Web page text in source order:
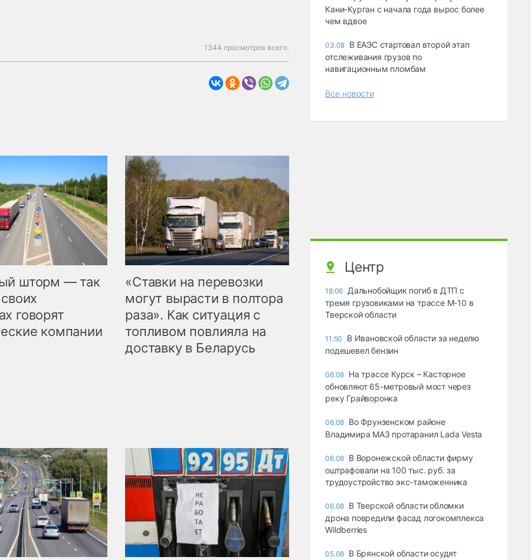
1344 просмотров всего.
шторм — так
говорят
компании
«Ставки на перевозки
могут вырасти в полтора
раза». Как ситуация с
топливом повлияла на
доставку в Беларусь
Кани-Курган с начала года вырос более
чем вдвое
03.08 В ЕАЭС стартовал второй этап
отслеживания грузов по
навигационным пломбам
Все новости
Центр
18:06 Дальнобойщик погиб в ДТП с
тремя грузовиками на трассе М-10 в
Тверской области
11:50
В Ивановской области за неделю
подешевел бензин
06.08 На трассе Курск – Касторное
обновляют 65-метровый мост через
реку Грайворонка
06.08 Во Фрунзенском районе
Владимира МАЗ протаранил Lada Vesta
06.08 В Воронежской области фирму
оштрафовали на 100 тыс. руб. за
трудоустройство экс-таможенника
06.08 В Тверской области обломки
дрона повредили фасад логокомплекса
Wildberries
05.08 В Брянской области осудят